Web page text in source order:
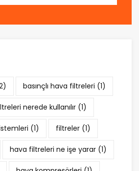
basınçlı hava filtreleri (1)
nerede kullanılır (1)
(1) filtreler (1)
hava filtreleri ne işe yarar (1)